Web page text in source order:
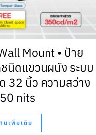
Mount • ป้าย
นิดแขวนผนัง ระบบ
32 นิ้ว ความสว่าง
nits
นเพิ่มเติม